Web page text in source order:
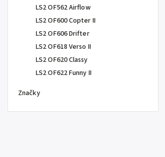
LS2 OF562 Airflow
LS2 OF600 Copter II
LS2 OF606 Drifter
LS2 OF618 Verso II
LS2 OF620 Classy
LS2 OF622 Funny II
Značky